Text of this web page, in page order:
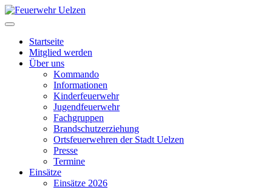
Startseite
Mitglied werden
Über uns
Kommando
Informationen
Kinderfeuerwehr
Jugendfeuerwehr
Fachgruppen
Brandschutzerziehung
Ortsfeuerwehren der Stadt Uelzen
Presse
Termine
Einsätze
Einsätze 2026